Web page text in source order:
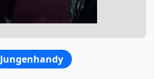
Jungenhandy